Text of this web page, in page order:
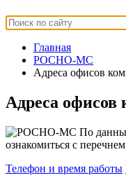
Главная
РОСНО-МС
Адреса офисов
Адреса
По
ознакомиться с
Телефон и время работы